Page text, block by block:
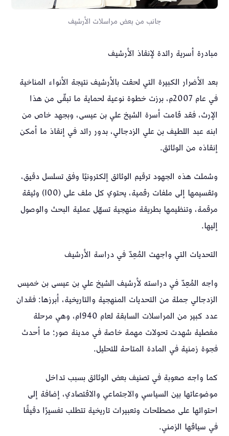
جانب من بعض مراسلات الأرشيف
مبادرة أسرية رائدة لإنقاذ الأرشيف
بعد الأضرار الكبيرة التي لحقت بالأرشيف نتيجة الأنواء المناخية
في عام 2007م، برزت خطوة نوعية لحماية ما تبقّى من هذا
الإرث، فقد قامت أسرة الشيخ علي بن عيسى، وبجهد خاص من
ابنه عبد اللطيف بن علي الزدجالي، بدور رائد في إنقاذ ما أمكن
إنقاذه من الوثائق.
وشملت هذه الجهود ترقيم الوثائق إلكترونيًا وفق تسلسل دقيق،
وتقسيمها إلى ملفات رقمية، يحتوي كل ملف على (100) وثيقة
مرقمة، وتنظيمها بطريقة منهجية تسهّل عملية البحث والوصول
إليها.
التحديات التي واجهت المُعِدّ في دراسة الأرشيف
واجه المُعِدّ في دراسته لأرشيف الشيخ علي بن عيسى بن خميس
الزدجالي جملة من التحديات المنهجية والتاريخية، أبرزها: فقدان
عدد كبير من المراسلات السابقة لعام 1940م، وهي مرحلة
مفصلية شهدت تحولات مهمة خاصة في مدينة صور؛ ما أحدث
فجوة زمنية في المادة المتاحة للتحليل.
كما واجه صعوبة في تصنيف بعض الوثائق بسبب تداخل
موضوعاتها بين السياسي والاجتماعي والاقتصادي، إضافة إلى
احتوائها على مصطلحات وتعبيرات تاريخية تتطلب تفسيرًا دقيقًا
في سياقها الزمني.